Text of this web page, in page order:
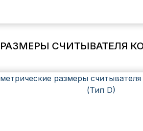
СЧИТЫВАТЕЛЯ